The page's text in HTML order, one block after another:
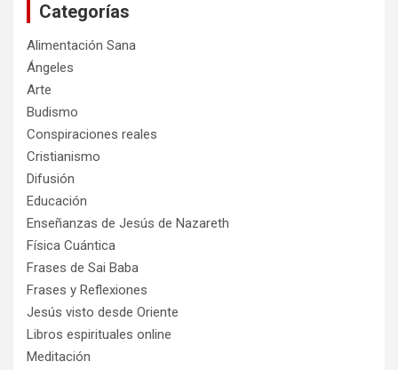
Categorías
Alimentación Sana
Ángeles
Arte
Budismo
Conspiraciones reales
Cristianismo
Difusión
Educación
Enseñanzas de Jesús de Nazareth
Física Cuántica
Frases de Sai Baba
Frases y Reflexiones
Jesús visto desde Oriente
Libros espirituales online
Meditación